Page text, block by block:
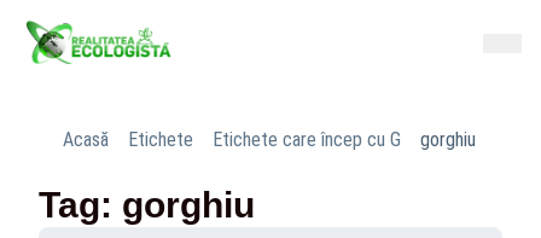
Acasă Etichete Etichete care încep cu G gorghiu
Tag: gorghiu